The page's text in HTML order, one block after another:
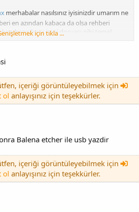
merhabalar nasılsınız iyisinizdir umarım ne
en azından kabaca da olsa rehberi
hazır linux imaj dosyası gibi temel
için tıkla ...
içeriği görüntüleyebilmek için
ol anlayışınız için teşekkürler.
Balena etcher ile usb yazdir
içeriği görüntüleyebilmek için
ol anlayışınız için teşekkürler.